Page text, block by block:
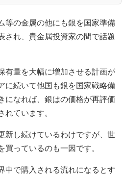
等の金属の他にも銀を国家準備
され、貴金属投資家の間で話題
有量を大幅に増加させる計画が
に続いて他国も銀を国家戦略備
になれば、銀はの価格が再評価
れています。
新し続けているわけですが、世
買っているのも一因です。
中で購入される流れになるとす